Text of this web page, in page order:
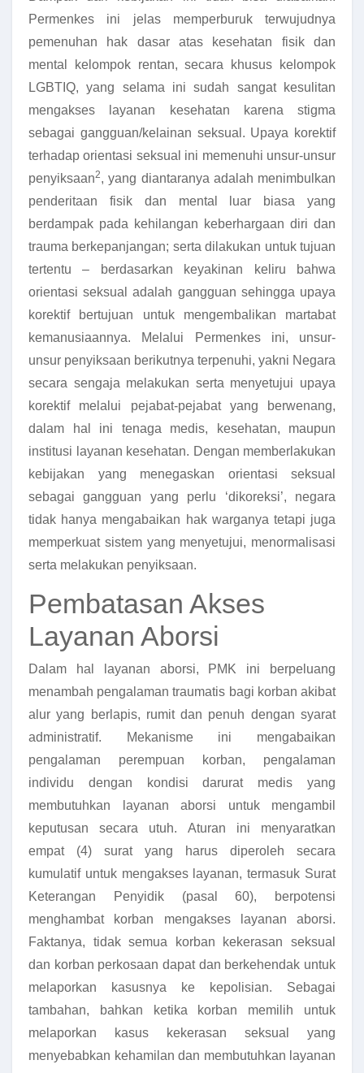
Permenkes ini jelas memperburuk terwujudnya
pemenuhan hak dasar atas kesehatan fisik dan
mental kelompok rentan, secara khusus kelompok
LGBTIQ, yang selama ini sudah sangat kesulitan
mengakses layanan kesehatan karena stigma
sebagai gangguan/kelainan seksual. Upaya korektif
terhadap orientasi seksual ini memenuhi unsur-unsur
penyiksaan2, yang diantaranya adalah menimbulkan
penderitaan fisik dan mental luar biasa yang
berdampak pada kehilangan keberhargaan diri dan
trauma berkepanjangan; serta dilakukan untuk tujuan
tertentu – berdasarkan keyakinan keliru bahwa
orientasi seksual adalah gangguan sehingga upaya
korektif bertujuan untuk mengembalikan martabat
kemanusiaannya. Melalui Permenkes ini, unsur-
unsur penyiksaan berikutnya terpenuhi, yakni Negara
secara sengaja melakukan serta menyetujui upaya
korektif melalui pejabat-pejabat yang berwenang,
dalam hal ini tenaga medis, kesehatan, maupun
institusi layanan kesehatan. Dengan memberlakukan
kebijakan yang menegaskan orientasi seksual
sebagai gangguan yang perlu ‘dikoreksi’, negara
tidak hanya mengabaikan hak warganya tetapi juga
memperkuat sistem yang menyetujui, menormalisasi
serta melakukan penyiksaan.
Pembatasan Akses
Layanan Aborsi
Dalam hal layanan aborsi, PMK ini berpeluang
menambah pengalaman traumatis bagi korban akibat
alur yang berlapis, rumit dan penuh dengan syarat
administratif. Mekanisme ini mengabaikan
pengalaman perempuan korban, pengalaman
individu dengan kondisi darurat medis yang
membutuhkan layanan aborsi untuk mengambil
keputusan secara utuh. Aturan ini menyaratkan
empat (4) surat yang harus diperoleh secara
kumulatif untuk mengakses layanan, termasuk Surat
Keterangan Penyidik (pasal 60), berpotensi
menghambat korban mengakses layanan aborsi.
Faktanya, tidak semua korban kekerasan seksual
dan korban perkosaan dapat dan berkehendak untuk
melaporkan kasusnya ke kepolisian. Sebagai
tambahan, bahkan ketika korban memilih untuk
melaporkan kasus kekerasan seksual yang
menyebabkan kehamilan dan membutuhkan layanan